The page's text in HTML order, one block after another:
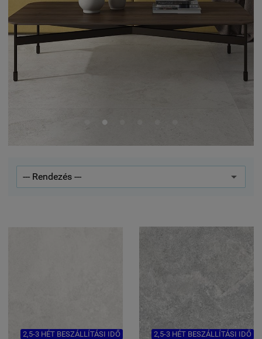
2,5-3 HÉT BESZÁLLÍTÁSI IDŐ
2,5-3 HÉT BESZÁLLÍTÁSI IDŐ